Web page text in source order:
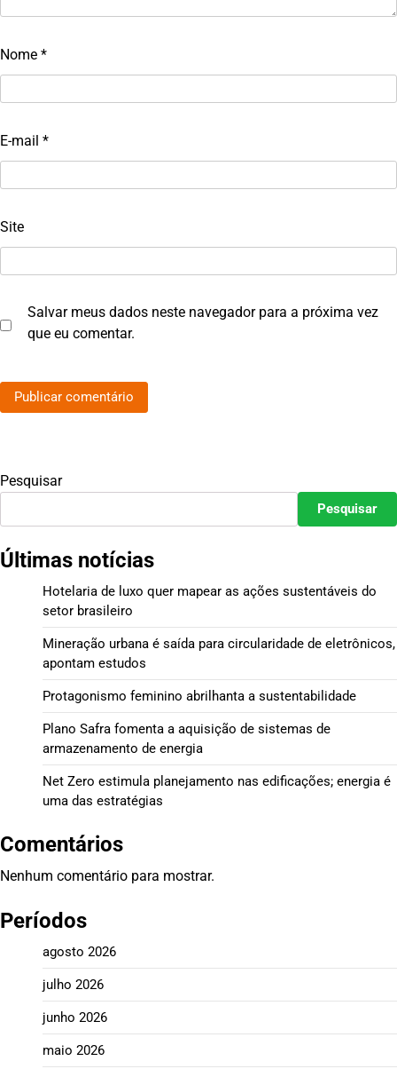
Nome *
E-mail *
Site
Salvar meus dados neste navegador para a próxima vez
que eu comentar.
Pesquisar
Pesquisar
Últimas notícias
Hotelaria de luxo quer mapear as ações sustentáveis do
setor brasileiro
Mineração urbana é saída para circularidade de eletrônicos,
apontam estudos
Protagonismo feminino abrilhanta a sustentabilidade
Plano Safra fomenta a aquisição de sistemas de
armazenamento de energia
Net Zero estimula planejamento nas edificações; energia é
uma das estratégias
Comentários
Nenhum comentário para mostrar.
Períodos
agosto 2026
julho 2026
junho 2026
maio 2026